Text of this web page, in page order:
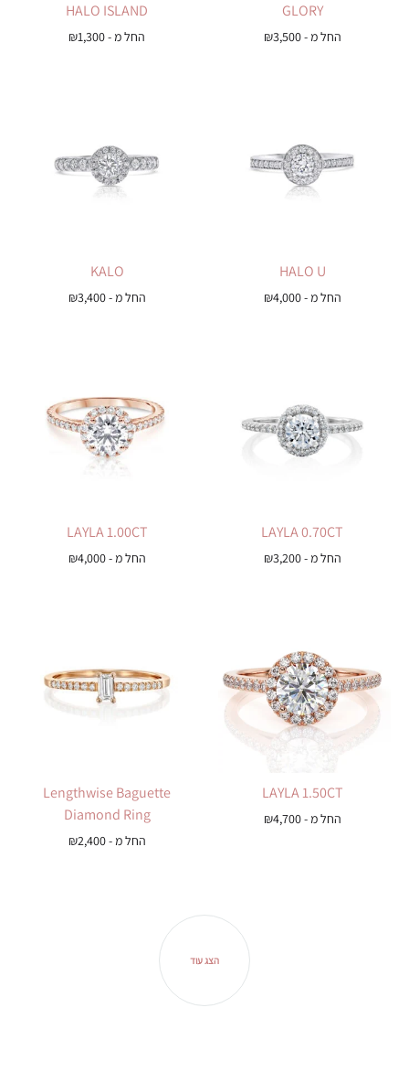
GLORY
החל מ - ₪3,500
HALO ISLAND
החל מ - ₪1,300
HALO U
החל מ - ₪4,000
KALO
החל מ - ₪3,400
LAYLA 0.70CT
החל מ - ₪3,200
LAYLA 1.00CT
החל מ - ₪4,000
LAYLA 1.50CT
החל מ - ₪4,700
Lengthwise Baguette
Diamond Ring
החל מ - ₪2,400
הצג עוד